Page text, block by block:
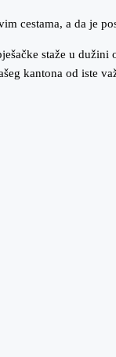
cestama, a da je
staže u dužini
kantona od iste